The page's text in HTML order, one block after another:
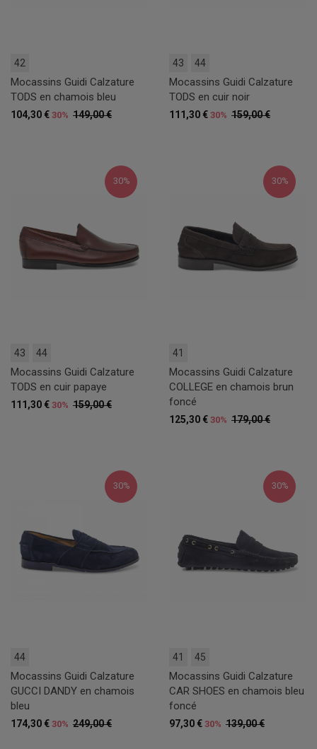
42
Mocassins Guidi Calzature
TODS en chamois bleu
149,00 €
104,30 € 30%
43 44
Mocassins Guidi Calzature
TODS en cuir noir
159,00 €
111,30 € 30%
30%
43 44
Mocassins Guidi Calzature
TODS en cuir papaye
159,00 €
111,30 € 30%
30%
41
Mocassins Guidi Calzature
COLLEGE en chamois brun
foncé
179,00 €
125,30 € 30%
30%
44
Mocassins Guidi Calzature
GUCCI DANDY en chamois
bleu
249,00 €
174,30 € 30%
30%
41 45
Mocassins Guidi Calzature
CAR SHOES en chamois bleu
foncé
139,00 €
97,30 € 30%